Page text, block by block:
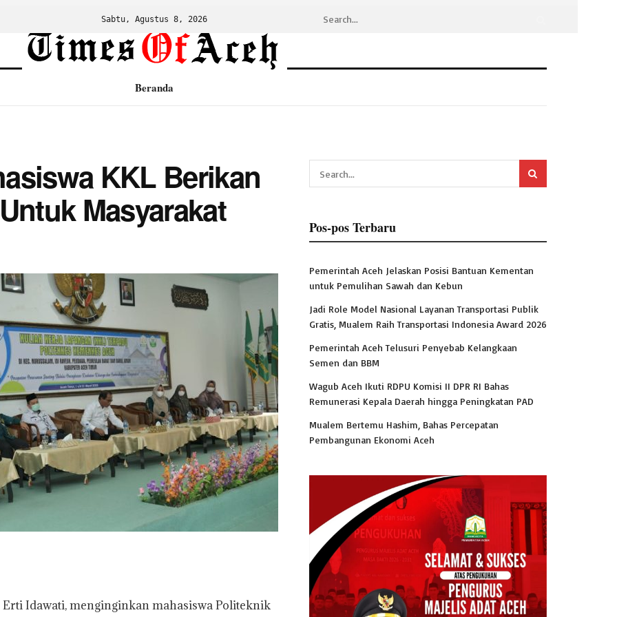
Sabtu, Agustus 8, 2026
Beranda
KKL Berikan
Masyarakat
Idawati, menginginkan mahasiswa Politeknik
Pos-pos Terbaru
Pemerintah Aceh Jelaskan Posisi Bantuan Kementan
untuk Pemulihan Sawah dan Kebun
Jadi Role Model Nasional Layanan Transportasi Publik
Gratis, Mualem Raih Transportasi Indonesia Award 2026
Pemerintah Aceh Telusuri Penyebab Kelangkaan
Semen dan BBM
Wagub Aceh Ikuti RDPU Komisi II DPR RI Bahas
Remunerasi Kepala Daerah hingga Peningkatan PAD
Mualem Bertemu Hashim, Bahas Percepatan
Pembangunan Ekonomi Aceh